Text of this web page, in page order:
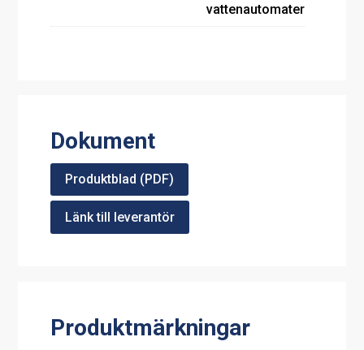
vattenautomater
Dokument
Produktblad (PDF)
Länk till leverantör
Produktmärkningar